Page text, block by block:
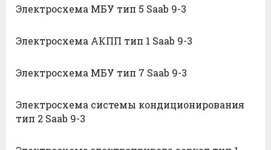
Электросхема МБУ тип 5 Saab 9-3
Электросхема АКПП тип 1 Saab 9-3
Электросхема МБУ тип 7 Saab 9-3
Электросхема системы кондиционирования
тип 2 Saab 9-3